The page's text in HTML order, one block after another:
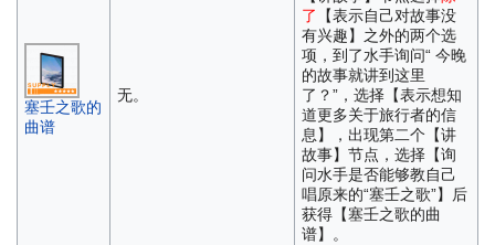
塞壬之歌的
曲谱
无。
了 【表示自己对故事没
有兴趣】之外的两个选
项，到了水手询问“ 今晚
的故事就讲到这里
了？”，选择【表示想知
道更多关于旅行者的信
息】，出现第二个【讲
故事】节点，选择【询
问水手是否能够教自己
唱原来的“塞壬之歌”】后
获得【塞壬之歌的曲
谱】。